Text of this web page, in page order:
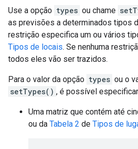
Use a opção types ou chame
as previsões a determinados tipos
restrição especifica um ou vários
Tipos de locais. Se nenhuma
todos eles vão ser trazidos.
Para o valor da opção types ou o
setTypes() , é possível
Uma matriz que contém até
ou da Tabela 2 de Tipos de